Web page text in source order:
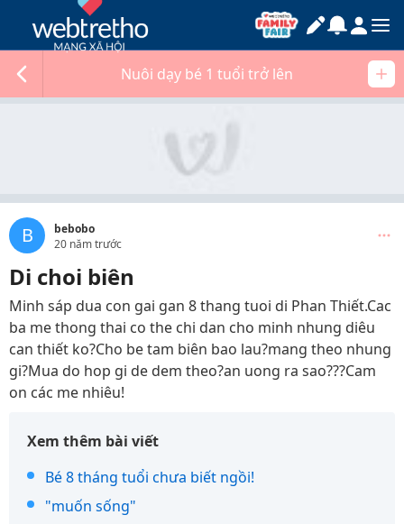
Nuôi dạy bé 1 tuổi trở lên
B
bebobo
20 năm trước
Di choi biên
Minh sáp dua con gai gan 8 thang tuoi di Phan Thiết.Cac
ba me thong thai co the chi dan cho minh nhung diêu
can thiết ko?Cho be tam biên bao lau?mang theo nhung
gi?Mua do hop gi de dem theo?an uong ra sao???Cam
on các me nhiêu!
Xem thêm bài viết
Bé 8 tháng tuổi chưa biết ngồi!
"muốn sống"